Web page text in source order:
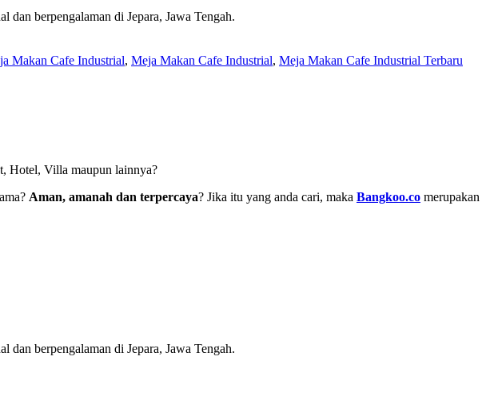
berpengalaman di Jepara, Jawa Tengah.
Makan Cafe Industrial, Meja Makan Cafe Industrial, Meja Makan Cafe Industrial Terbaru
Hotel, Villa maupun lainnya?
Aman, amanah dan terpercaya? Jika itu yang anda cari, maka Bangkoo.co merupakan
berpengalaman di Jepara, Jawa Tengah.